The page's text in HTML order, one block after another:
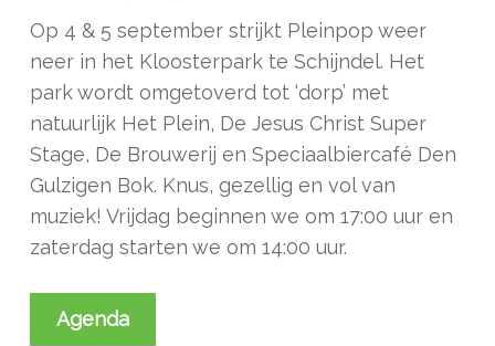
Op 4 & 5 september strijkt Pleinpop weer
neer in het Kloosterpark te Schijndel. Het
park wordt omgetoverd tot ‘dorp’ met
natuurlijk Het Plein, De Jesus Christ Super
Stage, De Brouwerij en Speciaalbiercafé Den
Gulzigen Bok. Knus, gezellig en vol van
muziek! Vrijdag beginnen we om 17:00 uur en
zaterdag starten we om 14:00 uur.
Agenda